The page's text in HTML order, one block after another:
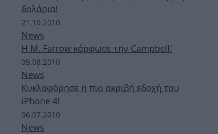
δολάρια!
21.10.2010
News
Η Μ. Farrow κάρφωσε την Campbell!
09.08.2010
News
Kυκλοφόρησε η πιο ακριβή εδοχή του
iPhone 4!
06.07.2010
News